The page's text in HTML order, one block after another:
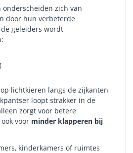
zich van
door hun verbeterde
geleiders wordt
lichtkieren langs de zijkanten
loopt strakker in de
zorgt voor betere
voor minder klapperen bij
kinderkamers of ruimtes